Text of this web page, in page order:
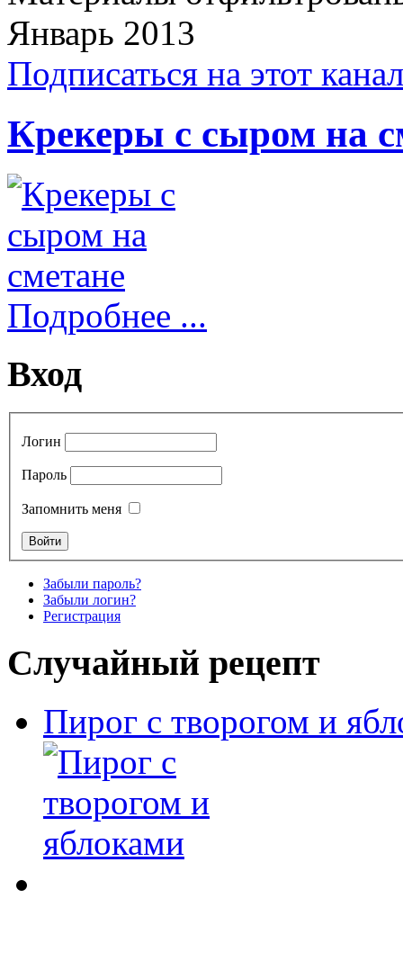
Январь 2013
Подписаться на этот
Крекеры с сыром на
Подробнее ...
Вход
Логин
Пароль
Запомнить меня
Забыли пароль?
Забыли логин?
Регистрация
Случайный рецепт
Пирог с творогом и